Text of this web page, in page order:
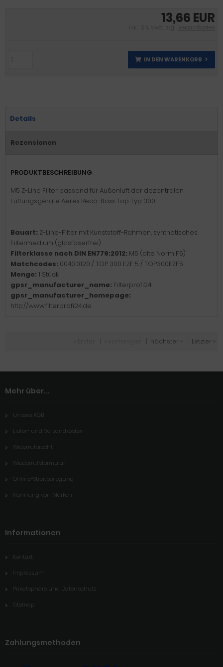
13,66 EUR
inkl. 19 % MwSt. zzgl. Versandkosten
IN DEN WARENKORB
Details
Rezensionen
PRODUKTBESCHREIBUNG
M5 Z-Line Filter passend für Außenluft der dezentralen
Lüftungsgeräte Aerex Reco-Boxx Top Typ 300.
Bauart: Z-Line-Filter mit Kunststoff-Rahmen, synthetisches
Filtermedium (glasfaserfrei)
Filterklasse nach DIN EN779:2012: M5 (alte Norm F5)
Matchcodes: 0043.0120 / TOP 300 EZF 5 / TOP300EZF5
Menge: 1 Stück
gpsr_manufacturer_name: Filterprofi24
gpsr_manufacturer_homepage:
http://www.filterprofi24.de
nächster » Letzter »
Mehr über...
Unsere AGB
Liefer- und Versandkosten
Widerrufsrecht
Wiederrufsformular
Online-Streitbeilegung
Nennung von Marken
Informationen
Kontakt
Impressum
Privatsphäre und Datenschutz
Sitemap
Zahlungsmethoden